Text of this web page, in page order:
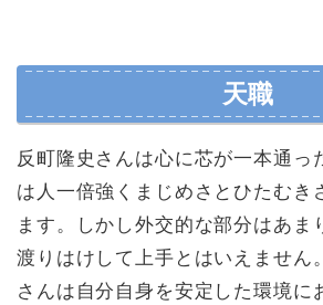
天職
反町隆史さんは心に芯が一本通っ
は人一倍強くまじめさとひたむき
ます。しかし外交的な部分はあま
渡りはけして上手とはいえません
さんは自分自身を安定した環境に